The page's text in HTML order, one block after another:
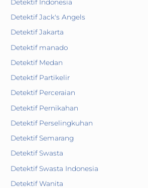
Detektif Indonesia
Detektif Jack's Angels
Detektif Jakarta
Detektif manado
Detektif Medan
Detektif Partikelir
Detektif Perceraian
Detektif Pernikahan
Detektif Perselingkuhan
Detektif Semarang
Detektif Swasta
Detektif Swasta Indonesia
Detektif Wanita